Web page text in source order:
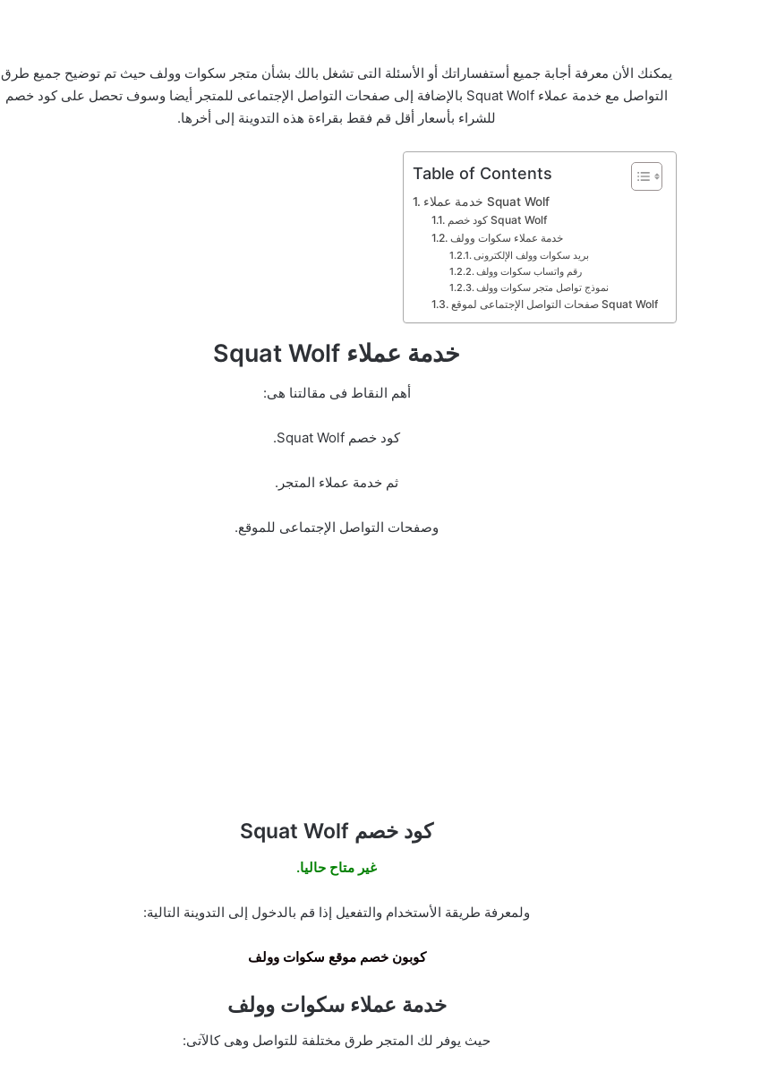
يمكنك الأن معرفة أجابة جميع أستفساراتك أو الأسئلة التى تشغل بالك بشأن متجر سكوات وولف حيث تم توضيح جميع طرق
التواصل مع خدمة عملاء Squat Wolf بالإضافة إلى صفحات التواصل الإجتماعى للمتجر أيضا وسوف تحصل على كود خصم
للشراء بأسعار أقل قم فقط بقراءة هذه التدوينة إلى أخرها.
Table of Contents
خدمة عملاء Squat Wolf
كود خصم Squat Wolf
خدمة عملاء سكوات وولف
بريد سكوات وولف الإلكترونى
رقم واتساب سكوات وولف
نموذج تواصل متجر سكوات وولف
صفحات التواصل الإجتماعى لموقع Squat Wolf
خدمة عملاء Squat Wolf
أهم النقاط فى مقالتنا هى:
كود خصم Squat Wolf.
ثم خدمة عملاء المتجر.
وصفحات التواصل الإجتماعى للموقع.
كود خصم Squat Wolf
غير متاح حاليا.
ولمعرفة طريقة الأستخدام والتفعيل إذا قم بالدخول إلى التدوينة التالية:
كوبون خصم موقع سكوات وولف
خدمة عملاء سكوات وولف
حيث يوفر لك المتجر طرق مختلفة للتواصل وهى كالآتى: